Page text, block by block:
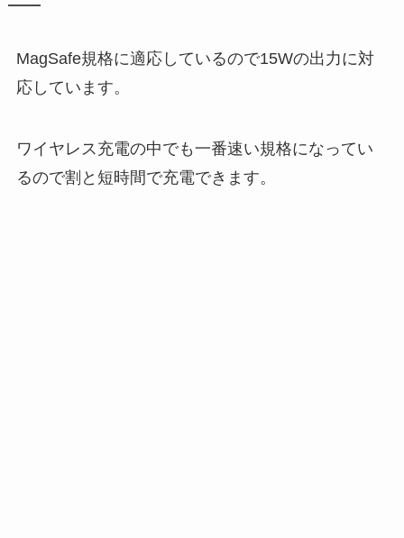
MagSafe規格に適応しているので15Wの出力に対
応しています。
ワイヤレス充電の中でも一番速い規格になってい
るので割と短時間で充電できます。